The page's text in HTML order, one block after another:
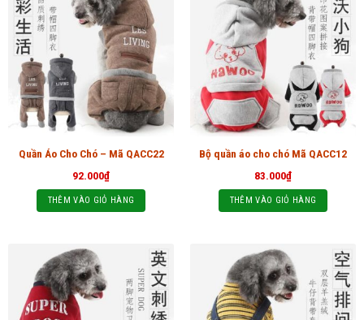
Quần Áo Cho Chó – Mã QACC22
92.000₫
THÊM VÀO GIỎ HÀNG
Bộ quần áo cho chó Mã QACC12
83.000₫
THÊM VÀO GIỎ HÀNG